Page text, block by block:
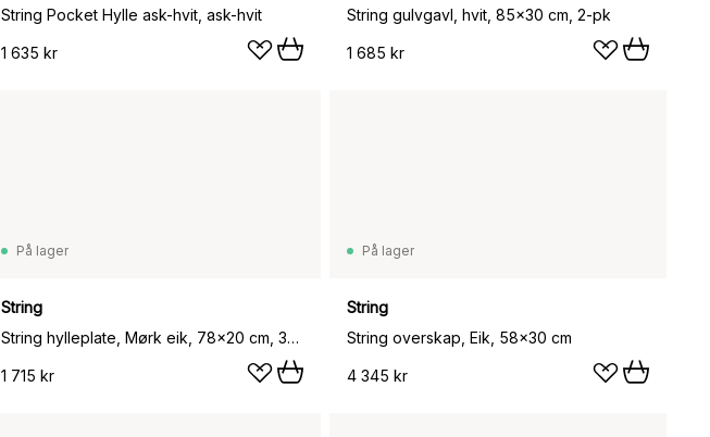
String Pocket Hylle ask-hvit, ask-hvit
1 635 kr
String gulvgavl, hvit, 85x30 cm, 2-pk
1 685 kr
På lager
String
String hylleplate, Mørk eik, 78x20 cm, 3-pakning
1 715 kr
På lager
String
String overskap, Eik, 58x30 cm
4 345 kr